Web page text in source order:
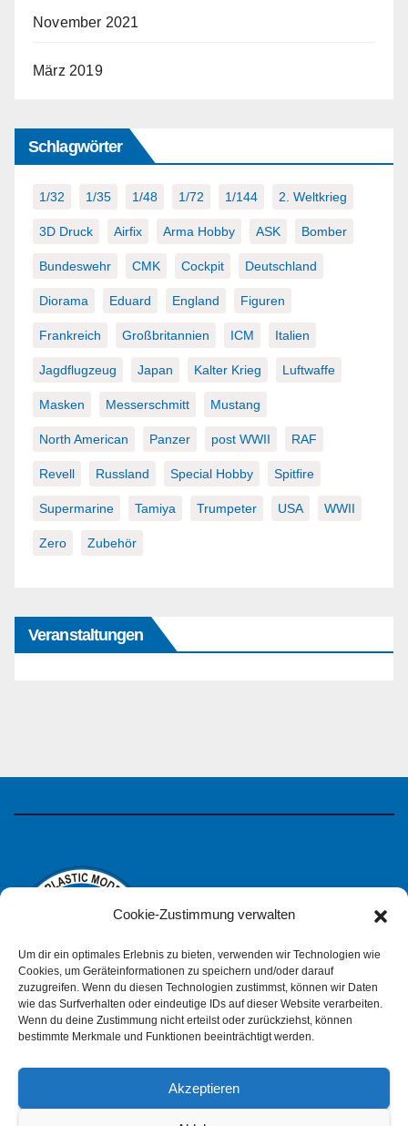
Cookie-Zustimmung verwalten
Um dir ein optimales Erlebnis zu bieten, verwenden wir Technologien wie
Cookies, um Geräteinformationen zu speichern und/oder darauf
zuzugreifen. Wenn du diesen Technologien zustimmst, können wir Daten
wie das Surfverhalten oder eindeutige IDs auf dieser Website verarbeiten.
Wenn du deine Zustimmung nicht erteilst oder zurückziehst, können
bestimmte Merkmale und Funktionen beeinträchtigt werden.
Akzeptieren
November 2021
März 2019
Schlagwörter
1/32 1/35 1/48 1/72 1/144 2. Weltkrieg
3D Druck Airfix Arma Hobby ASK Bomber
Bundeswehr CMK Cockpit Deutschland
Diorama Eduard England Figuren
Frankreich Großbritannien ICM Italien
Jagdflugzeug Japan Kalter Krieg Luftwaffe
Masken Messerschmitt Mustang
North American Panzer post WWII RAF
Revell Russland Special Hobby Spitfire
Supermarine Tamiya Trumpeter USA WWII
Zero Zubehör
Veranstaltungen
IPMS Deutschland